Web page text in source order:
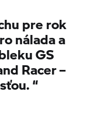
pre rok
nálada a
GS
Racer –
“